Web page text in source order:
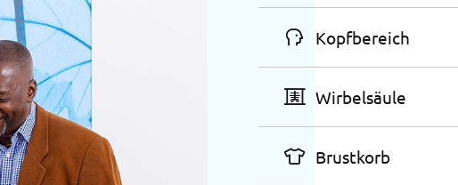
Kopfbereich
Wirbelsäule
Brustkorb